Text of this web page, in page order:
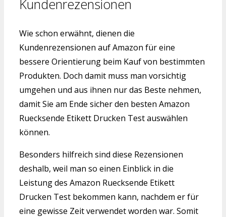
Kundenrezensionen
Wie schon erwähnt, dienen die
Kundenrezensionen auf Amazon für eine
bessere Orientierung beim Kauf von bestimmten
Produkten. Doch damit muss man vorsichtig
umgehen und aus ihnen nur das Beste nehmen,
damit Sie am Ende sicher den besten Amazon
Ruecksende Etikett Drucken Test auswählen
können.
Besonders hilfreich sind diese Rezensionen
deshalb, weil man so einen Einblick in die
Leistung des Amazon Ruecksende Etikett
Drucken Test bekommen kann, nachdem er für
eine gewisse Zeit verwendet worden war. Somit